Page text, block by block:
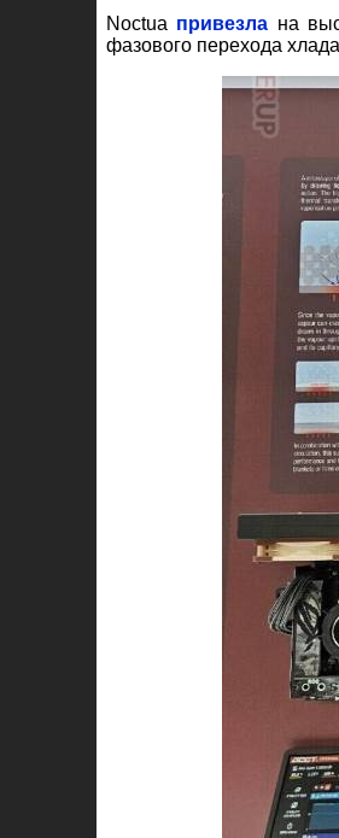
Noctua привезла на
фазового перехода